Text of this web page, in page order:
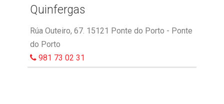
Quinfergas
Rúa Outeiro, 67. 15121 Ponte do Porto - Ponte
do Porto
981 73 02 31